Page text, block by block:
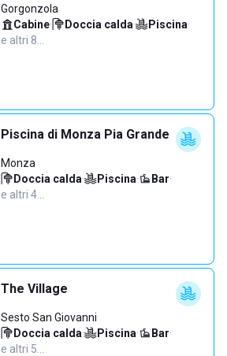
Gorgonzola
Cabine· Doccia calda· Piscina·
e altri 8…
Piscina di Monza Pia Grande
Monza
Doccia calda· Piscina· Bar·
e altri 4…
The Village
Sesto San Giovanni
Doccia calda· Piscina· Bar·
e altri 5…